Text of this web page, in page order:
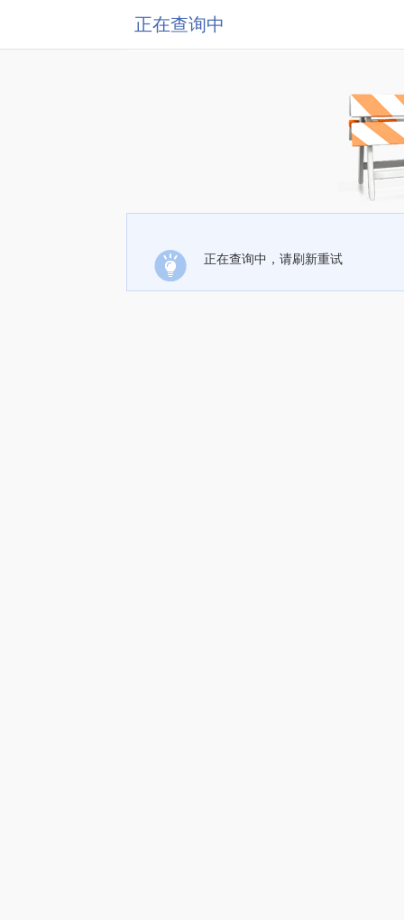
正在查询中
正在查询中，请刷新重试